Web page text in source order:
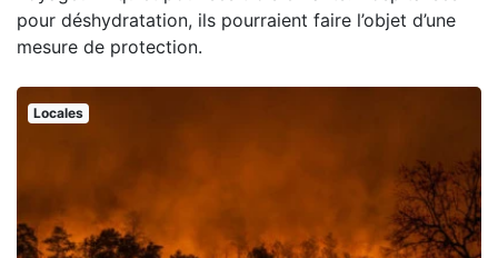
pour déshydratation, ils pourraient faire l’objet d’une
mesure de protection.
Locales